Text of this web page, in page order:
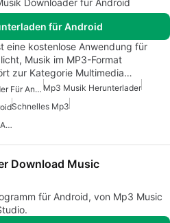
Downloader für Android
für Android
eine kostenlose Anwendung für
Musik im MP3-Format
zur Kategorie Multimedia…
Kostenloser Mp3-Downloader Für Android Mp3 Musik Herunterlader
Schnelles Mp3
Kostenloser Musik-Downloader Für Android
Download Music
für Android, von Mp3 Music